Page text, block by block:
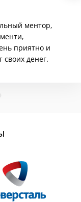
ментор,
приятно и
своих денег.